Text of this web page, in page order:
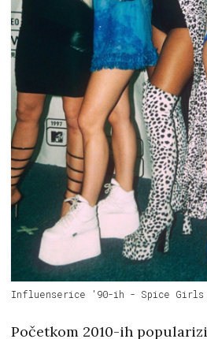
Influenserice '90-ih - Spice Girls
Početkom 2010-ih